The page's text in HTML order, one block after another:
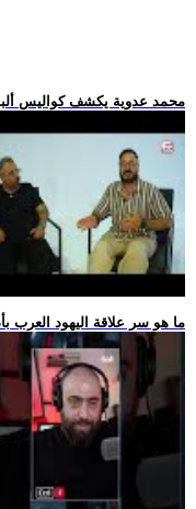
.. محمد عدوية يكشف كواليس
.. ما هو سر علاقة اليهود العرب